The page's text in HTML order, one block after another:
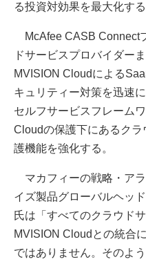
る投資対効果を最大化する
McAfee CASB Connect
ドサービスプロバイダー
MVISION Cloudによる
キュリティー対策を迅速
セルフサービスフレーム
Cloudの保護下にあるク
護機能を強化する。
マカフィーの戦略・ア
イズ製品グローバルヘッ
氏は「すべてのクラウド
MVISION Cloudとの統合
ではありません。そのよ